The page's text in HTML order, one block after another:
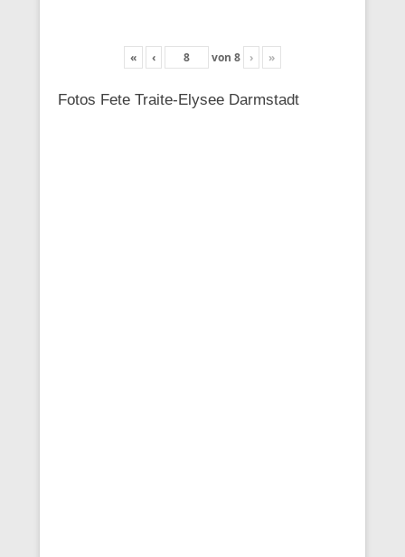
« ‹ von 8 › »
Fotos Fete Traite-Elysee Darmstadt